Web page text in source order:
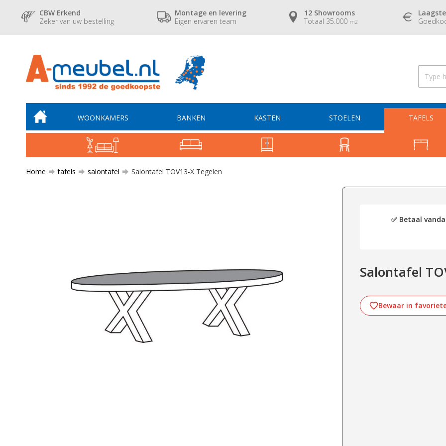
CBW Erkend
Zeker van uw bestelling
Montage en levering
Eigen ervaren team
12 Showrooms
Totaal 35.000 m2
WOONKAMERS BANKEN KASTEN STOELEN TAFELS
Home tafels salontafel Salontafel TOV13-X Tegelen
✅ Betaal
Salontafel
Bewaar in